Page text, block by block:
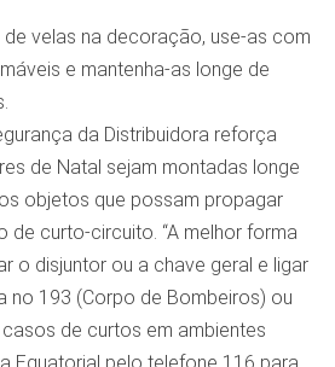
velas na decoração, use-as com
e mantenha-as longe de
da Distribuidora reforça
de Natal sejam montadas longe
objetos que possam propagar
de curto-circuito. “A melhor forma
o disjuntor ou a chave geral e ligar
no 193 (Corpo de Bombeiros) ou
casos de curtos em ambientes